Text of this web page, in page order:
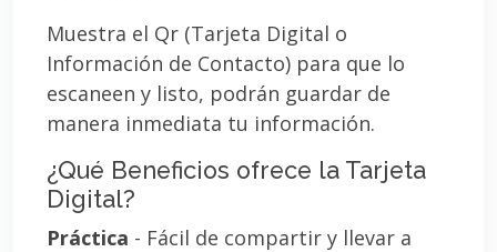
Muestra el Qr (Tarjeta Digital o
Información de Contacto) para que lo
escaneen y listo, podrán guardar de
manera inmediata tu información.
¿Qué Beneficios ofrece la Tarjeta
Digital?
Práctica - Fácil de compartir y llevar a